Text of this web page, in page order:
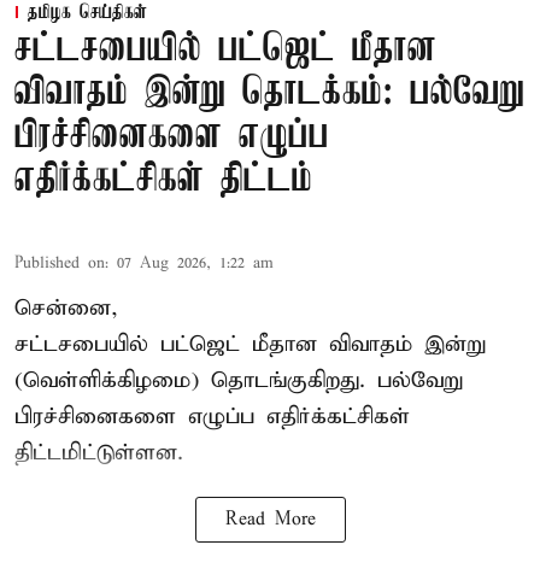
தமிழக செய்திகள்
சட்டசபையில் பட்ஜெட் மீதான
விவாதம் இன்று தொடக்கம்: பல்வேறு
பிரச்சினைகளை எழுப்ப
எதிர்க்கட்சிகள் திட்டம்
Published on: 07 Aug 2026, 1:22 am
சென்னை,
சட்டசபையில் பட்ஜெட் மீதான விவாதம் இன்று
(வெள்ளிக்கிழமை) தொடங்குகிறது. பல்வேறு
பிரச்சினைகளை எழுப்ப எதிர்க்கட்சிகள்
திட்டமிட்டுள்ளன.
Read More